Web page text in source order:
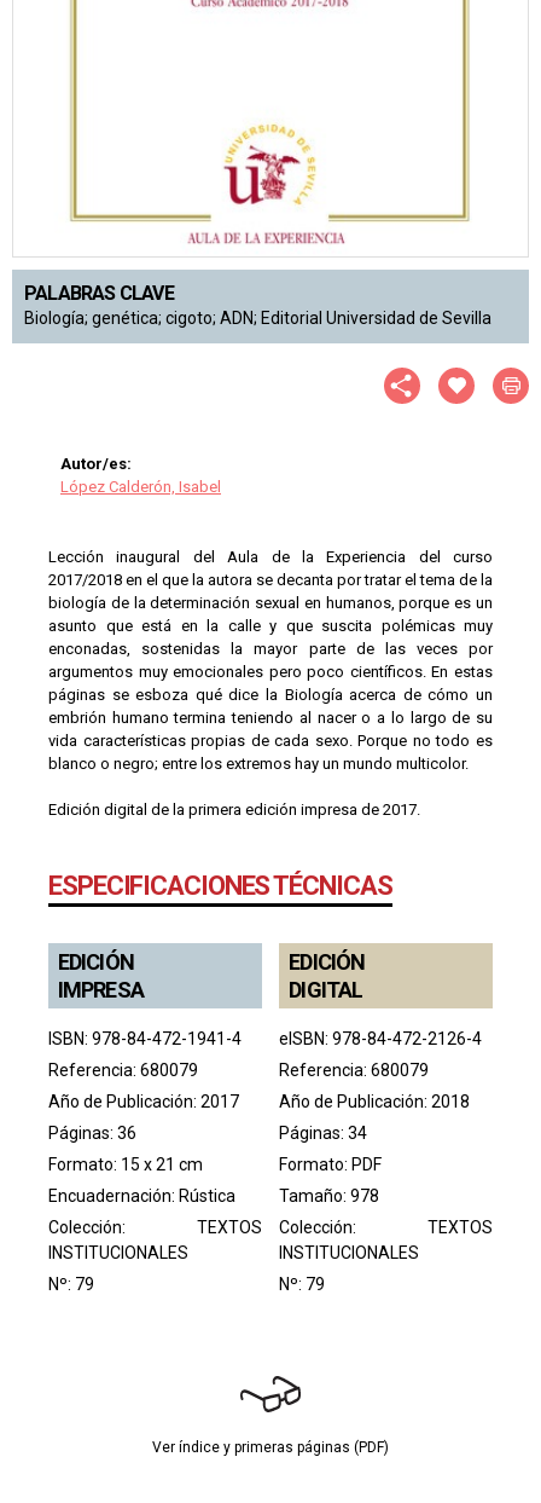
PALABRAS CLAVE
Biología; genética; cigoto; ADN; Editorial Universidad de Sevilla
Autor/es:
López Calderón, Isabel
Lección inaugural del Aula de la Experiencia del curso
2017/2018 en el que la autora se decanta por tratar el tema de la
biología de la determinación sexual en humanos, porque es un
asunto que está en la calle y que suscita polémicas muy
enconadas, sostenidas la mayor parte de las veces por
argumentos muy emocionales pero poco científicos. En estas
páginas se esboza qué dice la Biología acerca de cómo un
embrión humano termina teniendo al nacer o a lo largo de su
vida características propias de cada sexo. Porque no todo es
blanco o negro; entre los extremos hay un mundo multicolor.
Edición digital de la primera edición impresa de 2017.
ESPECIFICACIONES TÉCNICAS
EDICIÓN
IMPRESA
ISBN: 978-84-472-1941-4
Referencia: 680079
Año de Publicación: 2017
Páginas: 36
Formato: 15 x 21 cm
Encuadernación: Rústica
Colección: TEXTOS
INSTITUCIONALES
Nº: 79
EDICIÓN
DIGITAL
eISBN: 978-84-472-2126-4
Referencia: 680079
Año de Publicación: 2018
Páginas: 34
Formato: PDF
Tamaño: 978
Colección: TEXTOS
INSTITUCIONALES
Nº: 79
Ver índice y primeras páginas (PDF)